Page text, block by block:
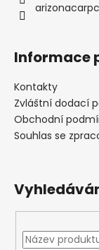
Informace
Kontakty
Zvláštní dodací
Obchodní
Souhlas se